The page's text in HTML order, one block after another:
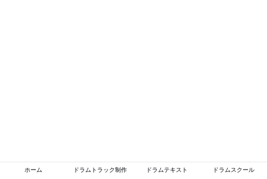
ホーム ドラムトラック制作 ドラムテキスト ドラムスクール